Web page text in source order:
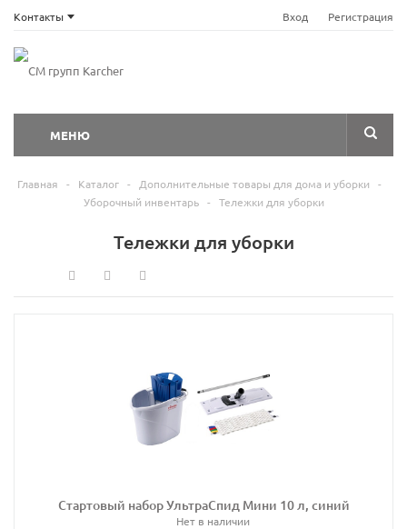
Контакты Вход Регистрация
МЕНЮ
Главная - Каталог - Дополнительные товары для дома и уборки
-
Уборочный инвентарь - Тележки для уборки
Тележки для уборки
Стартовый набор УльтраСпид Мини 10 л, синий
Нет в наличии